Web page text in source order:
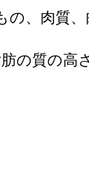
の、肉質
の質の高